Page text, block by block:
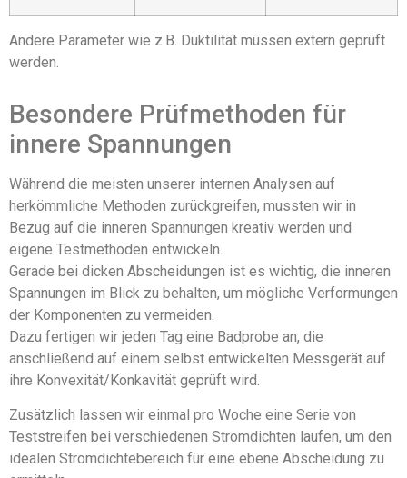
Andere Parameter wie z.B. Duktilität müssen extern geprüft
werden.
Besondere Prüfmethoden für
innere Spannungen
Während die meisten unserer internen Analysen auf
herkömmliche Methoden zurückgreifen, mussten wir in
Bezug auf die inneren Spannungen kreativ werden und
eigene Testmethoden entwickeln.
Gerade bei dicken Abscheidungen ist es wichtig, die inneren
Spannungen im Blick zu behalten, um mögliche Verformungen
der Komponenten zu vermeiden.
Dazu fertigen wir jeden Tag eine Badprobe an, die
anschließend auf einem selbst entwickelten Messgerät auf
ihre Konvexität/Konkavität geprüft wird.
Zusätzlich lassen wir einmal pro Woche eine Serie von
Teststreifen bei verschiedenen Stromdichten laufen, um den
idealen Stromdichtebereich für eine ebene Abscheidung zu